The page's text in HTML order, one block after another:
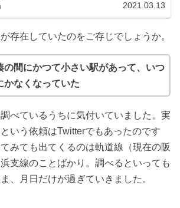
2021.03.13
存在していたのをご存じでしょうか。
の間にかつて小さい駅があって、いつ
かなくなっていた
べているうちに気付いていました。実
いう依頼はTwitterでもあったのです
みても出てくるのは軌道線（現在の阪
支線のことばかり。調べるといっても
、月日だけが過ぎていきました。